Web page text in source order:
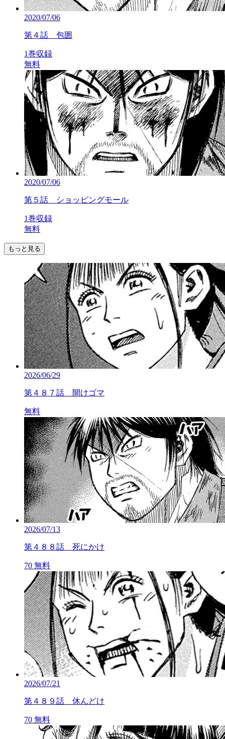
2020/07/06
第４話 包囲
1巻収録
無料
2020/07/06
第５話 ショッピングモール
1巻収録
無料
もっと見る
2026/06/29
第４８７話 開けゴマ
無料
2026/07/13
第４８８話 死にかけ
70 無料
2026/07/21
第４８９話 休んどけ
70 無料